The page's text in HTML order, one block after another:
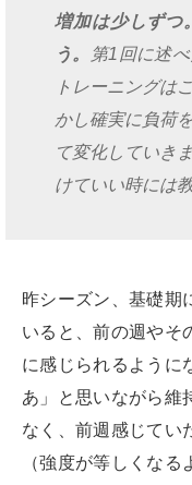
増加は少しずつ
う。
第1回に述
トレーニングは
かし確実に負荷
て変化していき
けていい時には
昨シーズン、基礎期
いると、前の週やそ
に感じられるように
あ」と思いながら維
なく、前週感じてい
（強度が等しくなる